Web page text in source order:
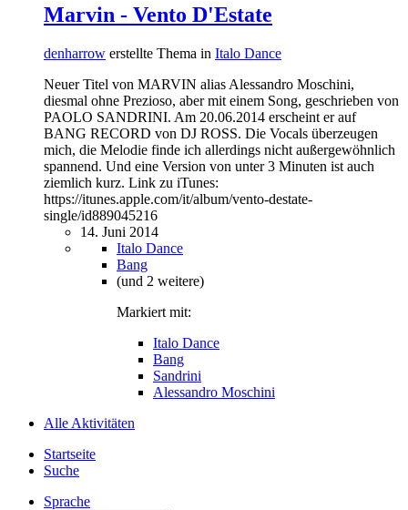
Marvin - Vento D'Estate
denharrow erstellte Thema in Italo Dance
Neuer Titel von MARVIN alias Alessandro Moschini,
diesmal ohne Prezioso, aber mit einem Song, geschrieben von
PAOLO SANDRINI. Am 20.06.2014 erscheint er auf
BANG RECORD von DJ ROSS. Die Vocals überzeugen
mich, die Melodie finde ich allerdings nicht außergewöhnlich
spannend. Und eine Version von unter 3 Minuten ist auch
ziemlich kurz. Link zu iTunes:
https://itunes.apple.com/it/album/vento-destate-
single/id889045216
14. Juni 2014
Italo Dance
Bang
(und 2 weitere)
Markiert mit:
Italo Dance
Bang
Sandrini
Alessandro Moschini
Alle Aktivitäten
Startseite
Suche
Sprache